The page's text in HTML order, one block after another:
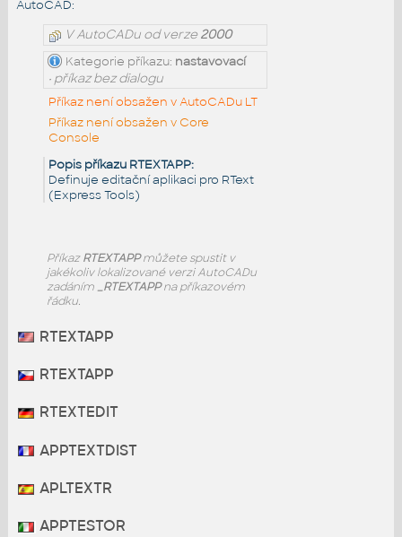
AutoCAD:
V AutoCADu od verze2000
Kategorie příkazu: nastavovací
• příkaz bez dialogu
Příkaz není obsažen v AutoCADu LT
Příkaz není obsažen v Core
Console
Popis příkazu RTEXTAPP:
Definuje editační aplikaci pro RText
(Express Tools)
PříkazRTEXTAPPmůžete spustit v
jakékoliv lokalizované verzi AutoCADu
zadáním _RTEXTAPPna příkazovém
řádku.
RTEXTAPP
RTEXTAPP
RTEXTEDIT
APPTEXTDIST
APLTEXTR
APPTESTOR